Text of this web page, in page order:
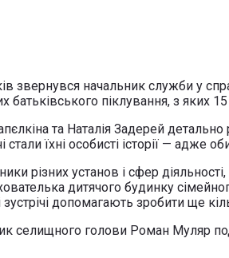
звернувся начальник служби у
батьківського піклування, з
та Наталія Задерей
їхні особисті історії —
різних установ і сфер
дитячого будинку
зустрічі допомагають зробити ще
селищного голови Роман Муляр